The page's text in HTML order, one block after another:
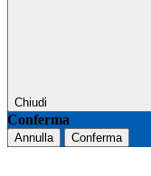
Chiudi
Conferma
Annulla Conferma